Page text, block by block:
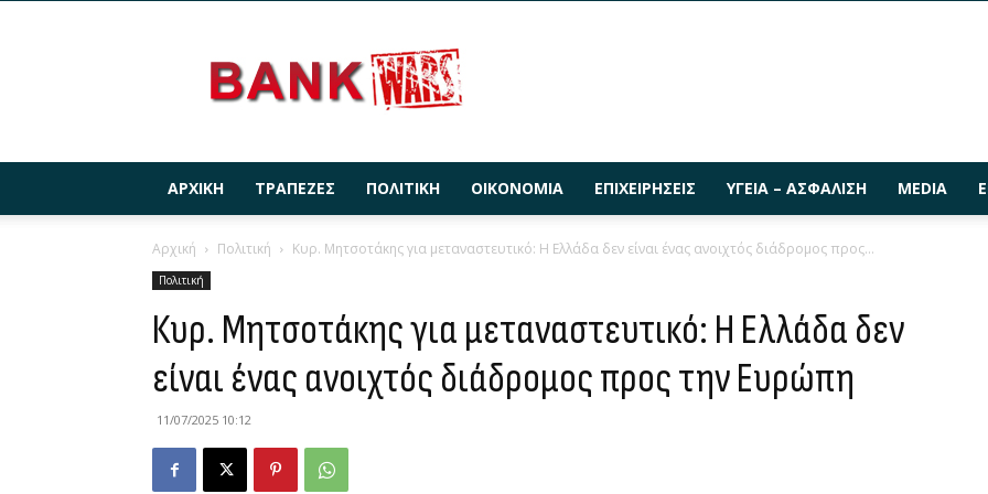
ΑΡΧΙΚΉ ΤΡΆΠΕΖΕΣ ΠΟΛΙΤΙΚΉ ΟΙΚΟΝΟΜΊΑ ΕΠΙΧΕΙΡΉΣΕΙΣ ΥΓΕΊΑ – ΑΣΦΆΛΙΣΗ MEDIA
Αρχική Πολιτική Κυρ. Μητσοτάκης για μεταναστευτικό: Η Ελλάδα δεν είναι ένας ανοιχτός διάδρομος προς...
Πολιτική
Κυρ. Μητσοτάκης για μεταναστευτικό: Η Ελλάδα δεν
είναι ένας ανοιχτός διάδρομος προς την Ευρώπη
11/07/2025 10:12